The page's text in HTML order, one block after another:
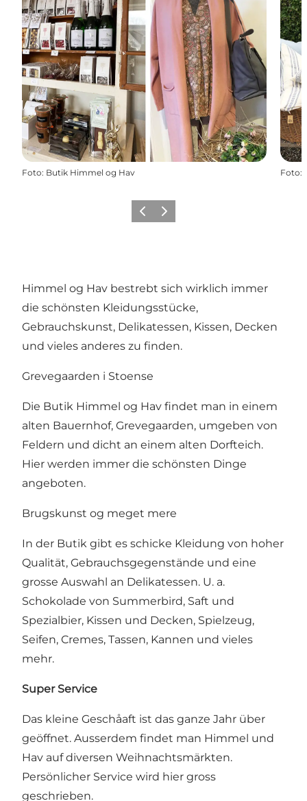
Foto: Butik Himmel og Hav Foto:
ZurückWeiter
Himmel og Hav bestrebt sich wirklich immer
die schönsten Kleidungsstücke,
Gebrauchskunst, Delikatessen, Kissen, Decken
und vieles anderes zu finden.
Grevegaarden i Stoense
Die Butik Himmel og Hav findet man in einem
alten Bauernhof, Grevegaarden, umgeben von
Feldern und dicht an einem alten Dorfteich.
Hier werden immer die schönsten Dinge
angeboten.
Brugskunst og meget mere
In der Butik gibt es schicke Kleidung von hoher
Qualität, Gebrauchsgegenstände und eine
grosse Auswahl an Delikatessen. U. a.
Schokolade von Summerbird, Saft und
Spezialbier, Kissen und Decken, Spielzeug,
Seifen, Cremes, Tassen, Kannen und vieles
mehr.
Super Service
Das kleine Geschåaft ist das ganze Jahr über
geöffnet. Ausserdem findet man Himmel und
Hav auf diversen Weihnachtsmärkten.
Persönlicher Service wird hier gross
geschrieben.